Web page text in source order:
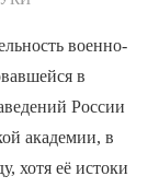
военно-
в
России
академии, в
хотя её истоки